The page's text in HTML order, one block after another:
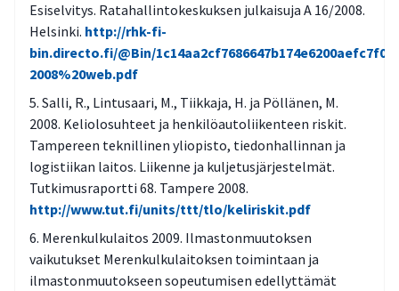
Esiselvitys. Ratahallintokeskuksen julkaisuja A 16/2008.
Helsinki. http://rhk-fi-
bin.directo.fi/@Bin/1c14aa2cf7686647b174e6200aefc7f0/
2008%20web.pdf
Salli, R., Lintusaari, M., Tiikkaja, H. ja Pöllänen, M.
2008. Keliolosuhteet ja henkilöautoliikenteen riskit.
Tampereen teknillinen yliopisto, tiedonhallinnan ja
logistiikan laitos. Liikenne ja kuljetusjärjestelmät.
Tutkimusraportti 68. Tampere 2008.
http://www.tut.fi/units/ttt/tlo/keliriskit.pdf
Merenkulkulaitos 2009. Ilmastonmuutoksen
vaikutukset Merenkulkulaitoksen toimintaan ja
ilmastonmuutokseen sopeutumisen edellyttämät